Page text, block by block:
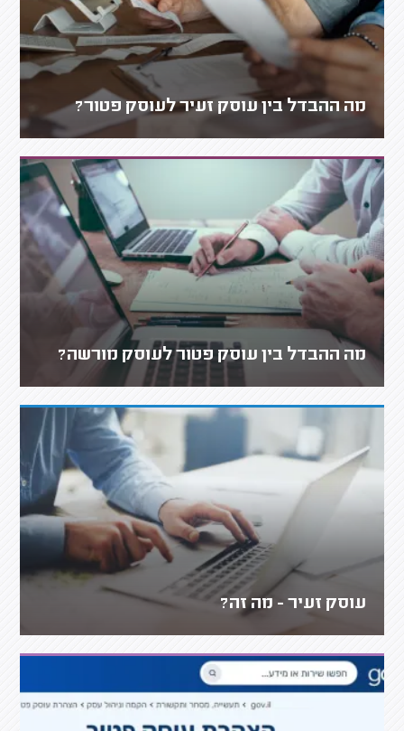
מה ההבדל בין עוסק זעיר לעוסק פטור?
מה ההבדל בין עוסק פטור לעוסק מורשה?
עוסק זעיר - מה זה?